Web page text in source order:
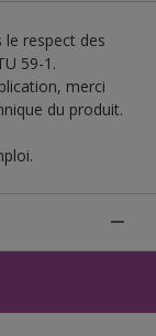
respect des
59-1.
merci
du produit.